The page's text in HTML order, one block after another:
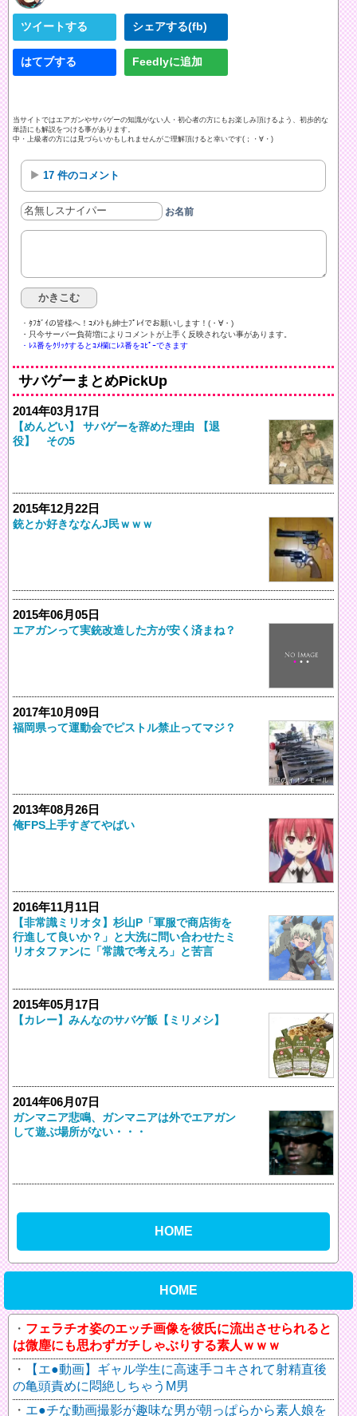
ツイートする シェアする(fb)
はてブする Feedlyに追加
当サイトではエアガンやサバゲーの知識がない人・初心者の方にもお楽しみ頂けるよう、初歩的な
単語にも解説をつける事があります。
中・上級者の方には見づらいかもしれませんがご理解頂けると幸いです(；・∀・)
17 件のコメント
お名前
・ﾀﾌｶﾞｲの皆様へ！ｺﾒﾝﾄも紳士ﾌﾟﾚｲでお願いします！(・∀・)ゞ
・只今サーバー負荷増によりコメントが上手く反映されない事があります。
・ﾚｽ番をｸﾘｯｸするとｺﾒ欄にﾚｽ番をｺﾋﾟｰできます
サバゲーまとめPickUp
2014年03月17日
【めんどい】 サバゲーを辞めた理由 【退
役】 その5
2015年12月22日
銃とか好きななんJ民ｗｗｗ
2015年06月05日
エアガンって実銃改造した方が安く済まね？
2017年10月09日
福岡県って運動会でピストル禁止ってマジ？
2013年08月26日
俺FPS上手すぎてやばい
2016年11月11日
【非常識ミリオタ】杉山P「軍服で商店街を
行進して良いか？」と大洗に問い合わせたミ
リオタファンに「常識で考えろ」と苦言
2015年05月17日
【カレー】みんなのサバゲ飯【ミリメシ】
2014年06月07日
ガンマニア悲鳴、ガンマニアは外でエアガン
して遊ぶ場所がない・・・
HOME
HOME
フェラチオ姿のエッチ画像を彼氏に流出させられると
は微塵にも思わずガチしゃぶりする素人ｗｗｗ
【エ●動画】ギャル学生に高速手コキされて射精直後
の亀頭責めに悶絶しちゃうM男
エ●チな動画撮影が趣味な男が朝っぱらから素人娘を